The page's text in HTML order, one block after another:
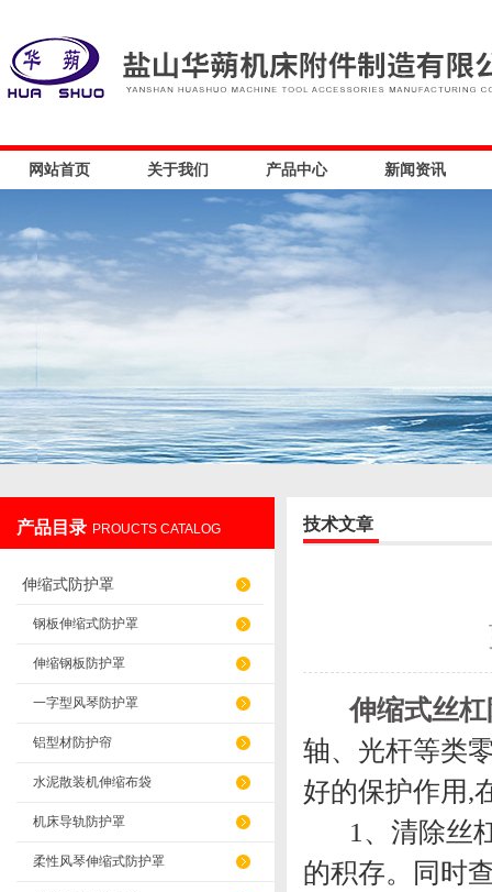
盐山华蒴机床附件制造有限公司
网站首页 关于我们 产品中心 新闻资讯
产品目录 PROUCTS CATALOG
伸缩式防护罩
钢板伸缩式防护罩
伸缩钢板防护罩
一字型风琴防护罩
铝型材防护帘
水泥散装机伸缩布袋
机床导轨防护罩
柔性风琴伸缩式防护罩
技术文章
伸缩式丝
轴、光杆等类
好的保护作用,
1、清除丝杠
的积存。同时